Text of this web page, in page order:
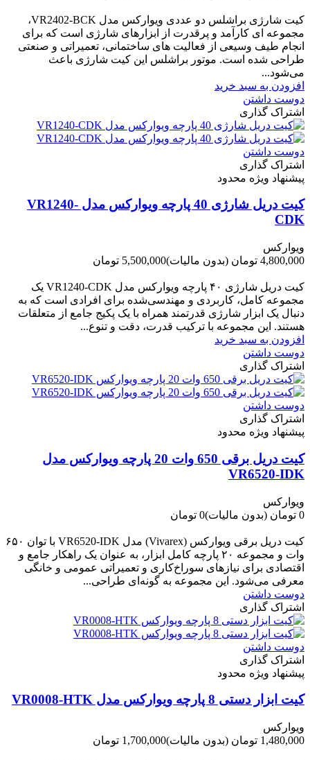
کیت شارژی براشلس دو عددی ویوارکس مدل VR2402-BCK،
مجموعه ای کارآمد و پرقدرت از ابزارهای شارژی است که برای
انجام طیف وسیعی از فعالیت های ساختمانی، تعمیراتی و صنعتی
طراحی شده است. موتور براشلس این کیت شارژی باعث
می‌شود...
افزودن به سبد خرید
دوست داشتن
اشتراک گذاری
دوست داشتن
اشتراک گذاری
پیشنهاد ویژه محدود
کیت دریل شارژی 40 پارچه ویوارکس مدل VR1240-
CDK
ویوارکس
4,800,000 تومان
(بدون مالیات)5,500,000 تومان
کیت دریل شارژی ۴۰ پارچه ویوارکس مدل VR1240‑CDK یک
مجموعه کامل، کاربردی و مهندسی‌شده برای افرادی است که به
دنبال یک ابزار شارژی قدرتمند همراه با یک پکیج جامع از متعلقات
هستند. این مجموعه با ترکیب قدرت، دقت و تنوع...
افزودن به سبد خرید
دوست داشتن
اشتراک گذاری
دوست داشتن
اشتراک گذاری
پیشنهاد ویژه محدود
کیت دریل برقی 650 وات 20 پارچه ویوارکس مدل
VR6520-IDK
ویوارکس
0 تومان
(بدون مالیات)0 تومان
کیت دریل برقی ویوارکس (Vivarex) مدل VR6520-IDK با توان ۶۵۰
وات و مجموعه ۲۰ پارچه کامل ابزار، به عنوان یک راهکار جامع و
اقتصادی برای نیازهای سوراخ‌کاری و تعمیراتی عمومی و خانگی
معرفی می‌شود. این مجموعه به گونه‌ای طراحی...
دوست داشتن
اشتراک گذاری
دوست داشتن
اشتراک گذاری
پیشنهاد ویژه محدود
کیت ابزار دستی 8 پارچه ویوارکس مدل VR0008-HTK
ویوارکس
1,480,000 تومان
(بدون مالیات)1,700,000 تومان